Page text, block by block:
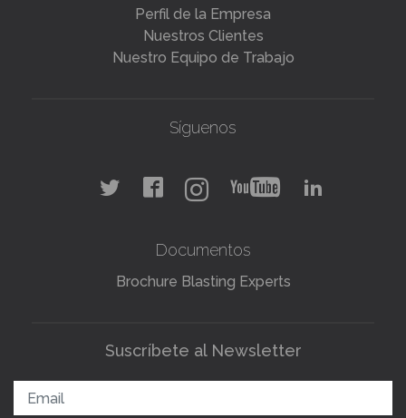
Perfil de la Empresa
Nuestros Clientes
Nuestro Equipo de Trabajo
Síguenos
Documentos
Brochure Blasting Experts
Suscríbete al Newsletter